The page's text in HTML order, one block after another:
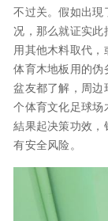
不过关。假如出現
况，那么就证实此
用其他木料取代，
体育木地板用的伪
盆友都了解，周边
个体育文化足球场
結果起决策功效，
有安全风险。